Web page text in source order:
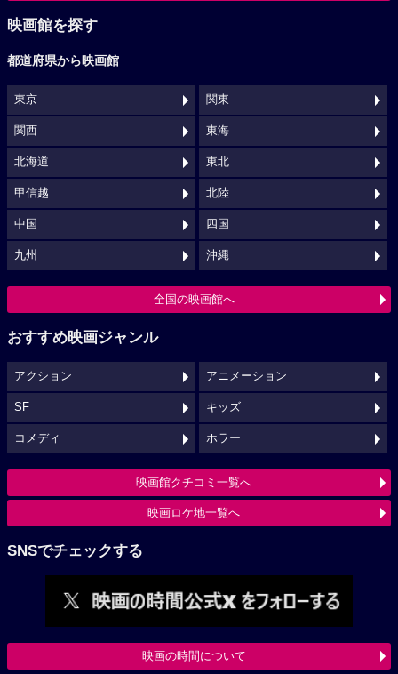
映画館を探す
都道府県から映画館
東京 関東
関西 東海
北海道 東北
甲信越 北陸
中国 四国
九州 沖縄
全国の映画館へ
おすすめ映画ジャンル
アクション アニメーション
SF キッズ
コメディ ホラー
映画館クチコミ一覧へ
映画ロケ地一覧へ
SNSでチェックする
映画の時間について